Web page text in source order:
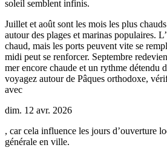
soleil semblent infinis.
Juillet et août sont les mois les plus
autour des plages et marinas populaires.
chaud, mais les ports peuvent vite se
midi peut se renforcer. Septembre
mer encore chaude et un rythme détendu
voyagez autour de Pâques orthodoxe,
avec
dim. 12 avr. 2026
, car cela influence les jours d’ouverture
générale en ville.